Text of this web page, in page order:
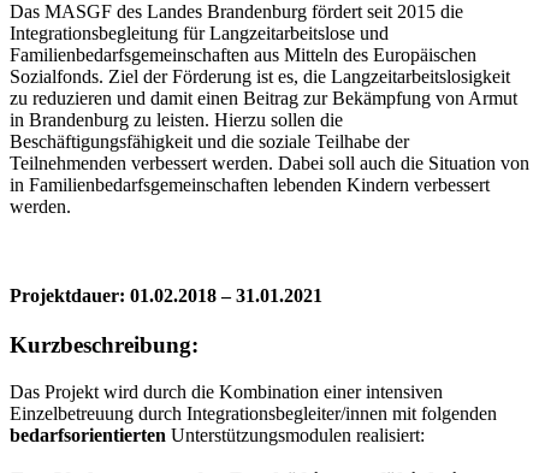
Das MASGF des Landes Brandenburg fördert seit 2015 die
Integrationsbegleitung für Langzeitarbeitslose und
Familienbedarfsgemeinschaften aus Mitteln des Europäischen
Sozialfonds. Ziel der Förderung ist es, die Langzeitarbeitslosigkeit
zu reduzieren und damit einen Beitrag zur Bekämpfung von Armut
in Brandenburg zu leisten. Hierzu sollen die
Beschäftigungsfähigkeit und die soziale Teilhabe der
Teilnehmenden verbessert werden. Dabei soll auch die Situation von
in Familienbedarfsgemeinschaften lebenden Kindern verbessert
werden.
Projektdauer: 01.02.2018 – 31.01.2021
Kurzbeschreibung:
Das Projekt wird durch die Kombination einer intensiven
Einzelbetreuung durch Integrationsbegleiter/innen mit folgenden
bedarfsorientierten Unterstützungsmodulen realisiert: